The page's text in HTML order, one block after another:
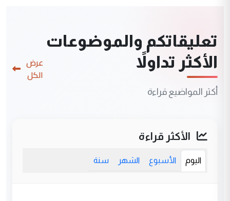
تعليقاتكم والموضوعات
الأكثر تداولاً
أكثر المواضيع قراءة
عرض
الكل
الأكثر قراءة
اليوم الأسبوع الشهر سنة